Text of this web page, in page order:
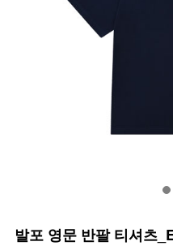
발포 영문 반팔 티셔츠